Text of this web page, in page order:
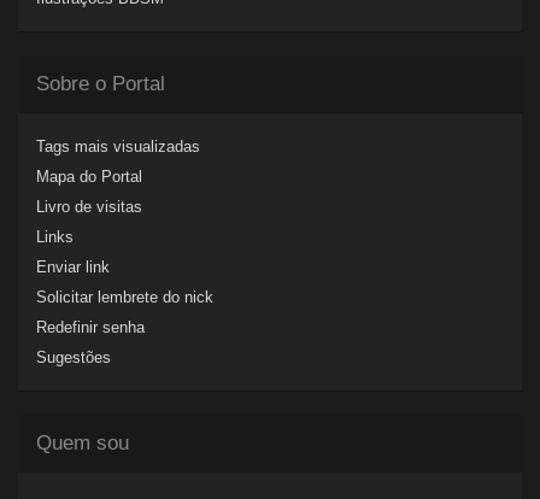
Sobre o Portal
Tags mais visualizadas
Mapa do Portal
Livro de visitas
Links
Enviar link
Solicitar lembrete do nick
Redefinir senha
Sugestões
Quem sou